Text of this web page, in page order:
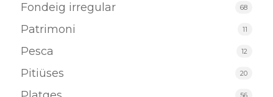
Fondeig irregular 68
Patrimoni 11
Pesca 12
Pitiüses 20
56